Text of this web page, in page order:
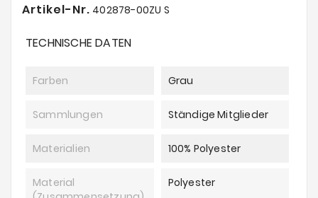
Artikel-Nr. 402878-00ZU S
TECHNISCHE DATEN
Farben Grau
Sammlungen Ständige Mitglieder
Materialien 100% Polyester
Material
Polyester